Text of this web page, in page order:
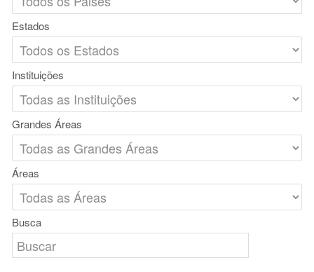
Estados
Instituições
Grandes Áreas
Áreas
Busca